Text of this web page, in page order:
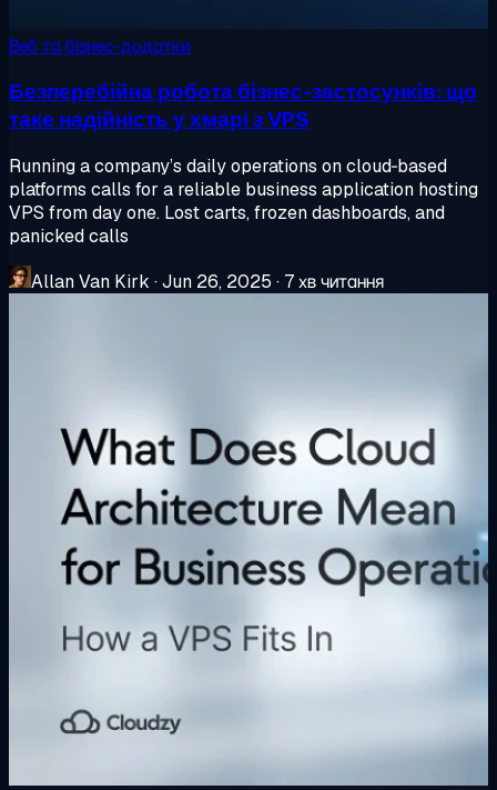
Веб та бізнес-додатки
Безперебійна робота бізнес-застосунків: що
таке надійність у хмарі з VPS
Running a company’s daily operations on cloud‑based
platforms calls for a reliable business application hosting
VPS from day one. Lost carts, frozen dashboards, and
panicked calls
Allan Van Kirk ·Jun 26, 2025 · 7 хв читання